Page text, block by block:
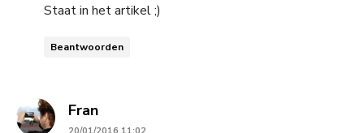
Staat in het artikel ;)
Beantwoorden
Fransays: